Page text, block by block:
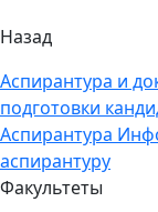
Назад
Аспирантура и
подготовки
Аспирантура
аспирантуру
Факультеты